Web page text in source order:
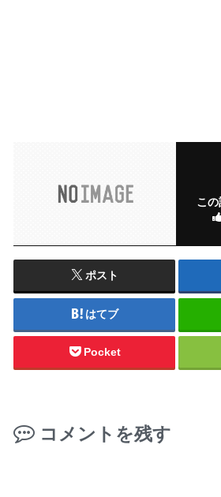
こ
ポスト
はてブ
Pocket
コメントを残す